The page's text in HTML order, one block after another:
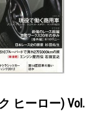
ヒーロー) Vol.